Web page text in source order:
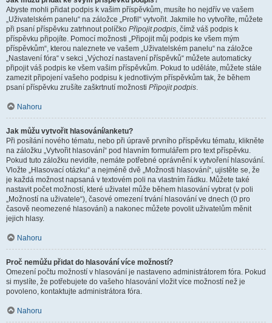
Abyste mohli přidat podpis k vašim příspěvkům, musíte ho nejdřív ve vašem
„Uživatelském panelu“ na záložce „Profil“ vytvořit. Jakmile ho vytvoříte, můžete
při psaní příspěvku zatrhnout políčko Připojit podpis, čímž váš podpis k
příspěvku připojíte. Pomocí možnosti „Připojit můj podpis ke všem mým
příspěvkům“, kterou naleznete ve vašem „Uživatelském panelu“ na záložce
„Nastavení fóra“ v sekci „Výchozí nastavení příspěvků“ můžete automaticky
připojit váš podpis ke všem vašim příspěvkům. Pokud to uděláte, můžete stále
zamezit připojení vašeho podpisu k jednotlivým příspěvkům tak, že během
psaní příspěvku zrušíte zaškrtnutí možnosti Připojit podpis.
Nahoru
Jak můžu vytvořit hlasování/anketu?
Při posílání nového tématu, nebo při úpravě prvního příspěvku tématu, klikněte
na záložku „Vytvořit hlasování“ pod hlavním formulářem pro text příspěvku.
Pokud tuto záložku nevidíte, nemáte potřebné oprávnění k vytvoření hlasování.
Vložte „Hlasovací otázku“ a nejméně dvě „Možnosti hlasování“, ujistěte se, že
je každá možnost napsaná v textovém poli na vlastním řádku. Můžete také
nastavit počet možností, které uživatel může během hlasování vybrat (v poli
„Možností na uživatele“), časové omezení trvání hlasování ve dnech (0 pro
časově neomezené hlasování) a nakonec můžete povolit uživatelům měnit
jejich hlasy.
Nahoru
Proč nemůžu přidat do hlasování více možností?
Omezení počtu možností v hlasování je nastaveno administrátorem fóra. Pokud
si myslíte, že potřebujete do vašeho hlasování vložit více možností než je
povoleno, kontaktujte administrátora fóra.
Nahoru